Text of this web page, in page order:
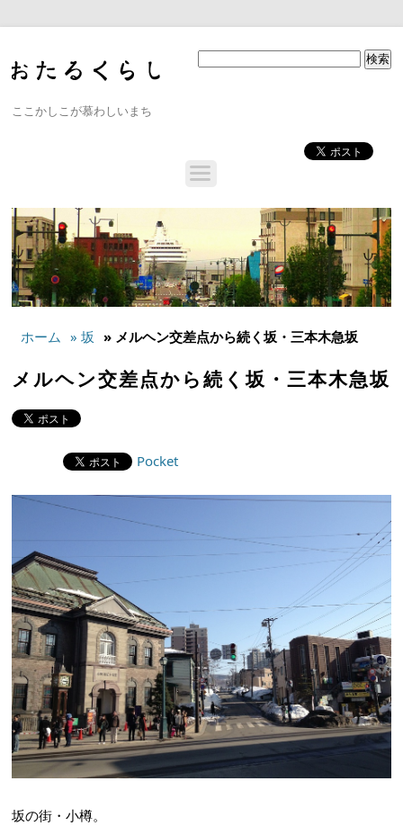
ここかしこが慕わしいまち
ホーム » 坂 » メルヘン交差点から続く坂・三本木急坂
メルヘン交差点から続く坂・三本木急坂
Pocket
坂の街・小樽。